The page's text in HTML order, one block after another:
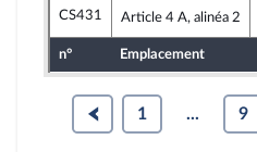
CS431 Article 4 A, alinéa 2
n° Emplacement
1 ... 9